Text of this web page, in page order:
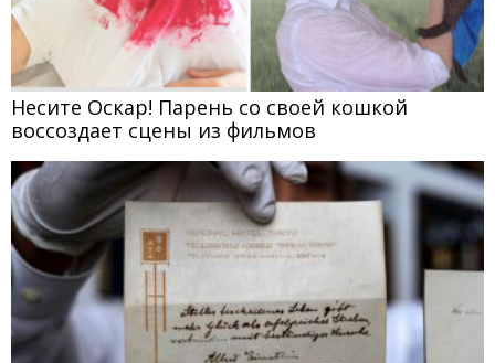
Несите Оскар! Парень со своей кошкой
воссоздает сцены из фильмов